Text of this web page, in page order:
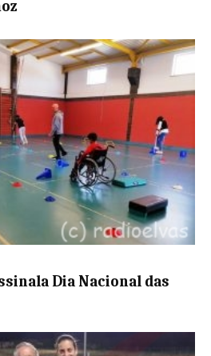
Dia Nacional das